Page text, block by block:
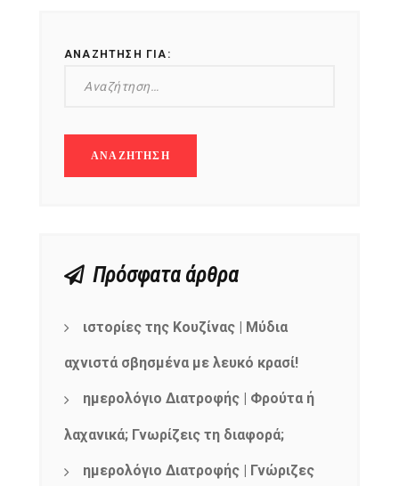
ΑΝΑΖΉΤΗΣΗ ΓΙΑ:
Πρόσφατα άρθρα
ιστορίες της Κουζίνας | Μύδια
αχνιστά σβησμένα με λευκό κρασί!
ημερολόγιο Διατροφής | Φρούτα ή
λαχανικά; Γνωρίζεις τη διαφορά;
ημερολόγιο Διατροφής | Γνώριζες